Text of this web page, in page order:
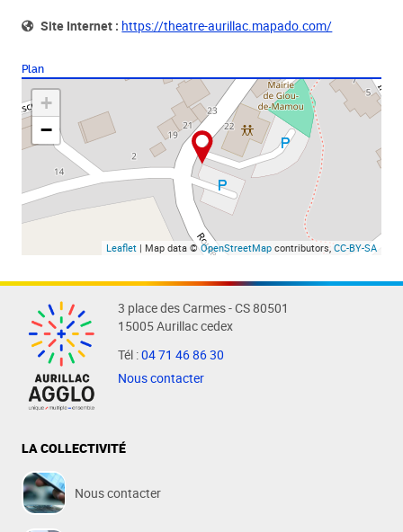
Site Internet : https://theatre-aurillac.mapado.com/
Plan
+
−
Leaflet| Map data ©OpenStreetMapcontributors,CC-BY-SA
3 place des Carmes - CS 80501
15005 Aurillac cedex
Tél :04 71 46 86 30
Nous contacter
LA COLLECTIVITÉ
Nous contacter